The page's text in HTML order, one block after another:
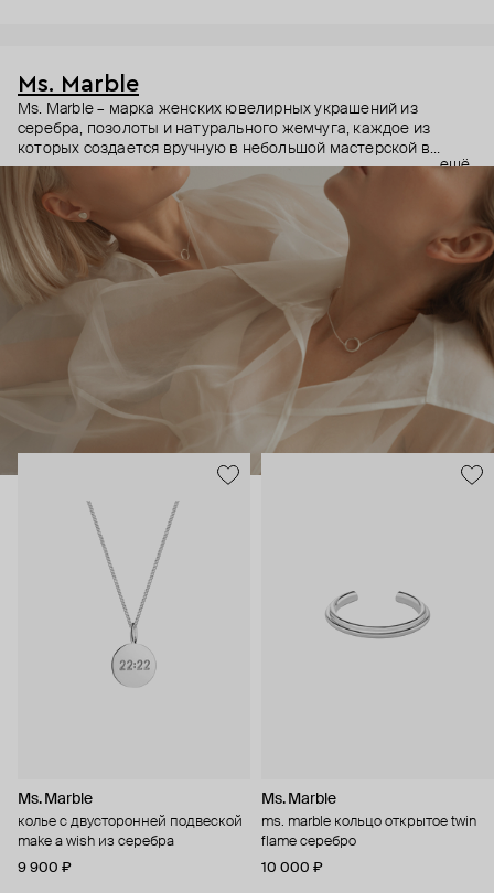
Ms. Marble
Ms. Marble – марка женских ювелирных украшений из
серебра, позолоты и натурального жемчуга, каждое из
которых создается вручную в небольшой мастерской в
Москве. Философия бренда – любовь и бережное отношение
к себе, раскрытие женственности, баланс внешней и
духовной красоты. Коллекции посвящаются различным
женским качествам: чувственностью, добротой, мудростью –
поиску внутреннего баланса, любви, родственным душам и
другим по-настоящему важным вещам.
ещё
Ms. Marble
колье с двусторонней подвеской
make a wish из серебра
9 900 ₽
Ms. Marble
ms. marble кольцо открытое twin
flame серебро
10 000 ₽